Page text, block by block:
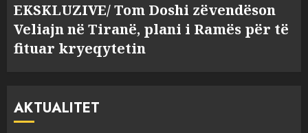
EKSKLUZIVE/ Tom Doshi zëvendëson
Veliajn në Tiranë, plani i Ramës për të
fituar kryeqytetin
AKTUALITET